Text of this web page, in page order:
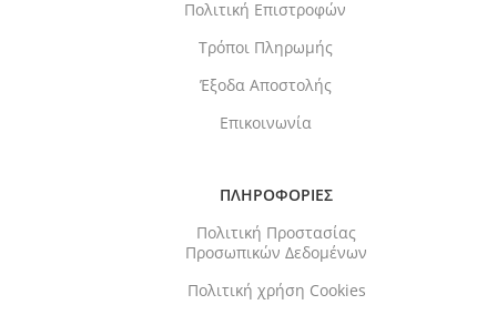
Πολιτική Επιστροφών
Τρόποι Πληρωμής
Έξοδα Αποστολής
Επικοινωνία
ΠΛΗΡΟΦΟΡΙΕΣ
Πολιτική Προστασίας
Προσωπικών Δεδομένων
Πολιτική χρήση Cookies